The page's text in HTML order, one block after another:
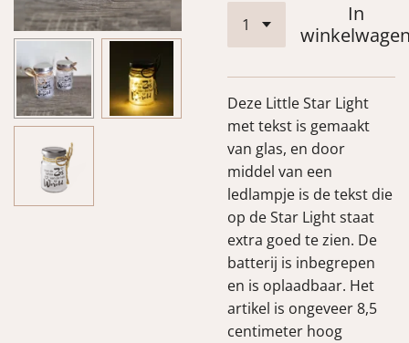
In
Deze Little Star Light
met tekst is gemaakt
van glas, en door
middel van een
ledlampje is de tekst die
op de Star Light staat
extra goed te zien. De
batterij is inbegrepen
en is oplaadbaar. Het
artikel is ongeveer 8,5
centimeter hoog